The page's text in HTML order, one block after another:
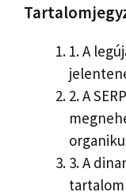
1.A
2.A
3.A
tartalom